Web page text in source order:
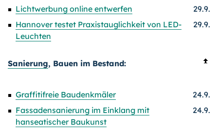
Lichtwerbung online entwerfen
29.9.
Hannover testet Praxistauglichkeit von LED-
Leuchten
29.9.
Sanierung, Bauen im Bestand:
Graffitifreie Baudenkmäler
24.9.
Fassadensanierung im Einklang mit
hanseatischer Baukunst
24.9.